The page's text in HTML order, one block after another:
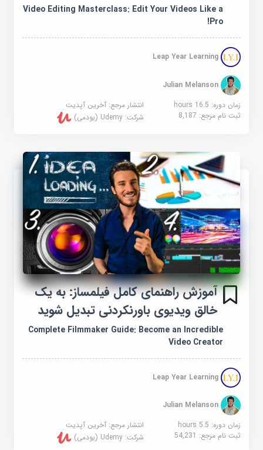
Video Editing Masterclass: Edit Your Videos Like a
Pro!
Leap Year Learning
Julian Melanson
زمان دوره: 16.5 hours
انتشار مرجع:آخرین آپدیت
ثبت نام مرجع:8,187 شرکت:Udemy (یودمی)
آموزش راهنمای کامل فیلمساز: به یک
خالق ویدیوی باورنکردنی تبدیل شوید
Complete Filmmaker Guide: Become an Incredible
Video Creator
Leap Year Learning
Julian Melanson
زمان دوره: 5.5 hours
انتشار مرجع:آخرین آپدیت
ثبت نام مرجع:54,231 شرکت:Udemy (یودمی)